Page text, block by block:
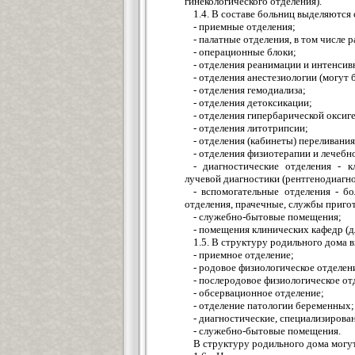
1.4. В составе больниц
- приемные отделения;
- палатные отделения, в том числе
- операционные блоки;
- отделения реанимации и
- отделения анестезиологии
- отделения гемодиализа;
- отделения детоксикации;
- отделения гипербарической
- отделения литотрипсии;
- отделения (кабинеты)
- отделения физиотерапии и
- диагностические отделения -
лучевой диагностики
- вспомогательные отделения -
отделения, прачечные, службы
- служебно-бытовые помещения;
- помещения клинических кафедр
1.5. В структуру родильного дома
- приемное отделение;
- родовое физиологическое
- послеродовое физиологическое
- обсервационное отделение;
- отделение патологии беременных;
- диагностические,
- служебно-бытовые помещения.
В структуру родильного дома